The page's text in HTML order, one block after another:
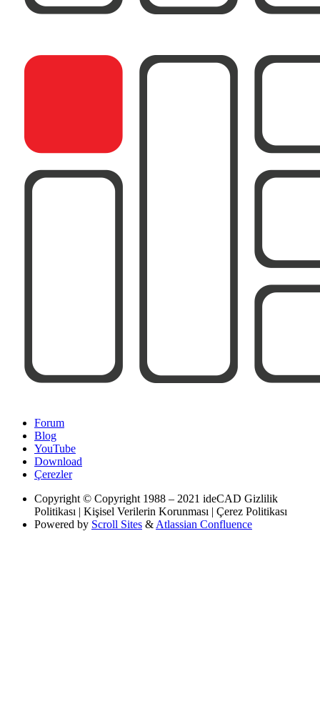
Forum
Blog
YouTube
Download
Çerezler
Copyright © Copyright 1988 – 2021 ideCAD Gizlilik
Politikası | Kişisel Verilerin Korunması | Çerez Politikası
Powered by Scroll Sites &Atlassian Confluence